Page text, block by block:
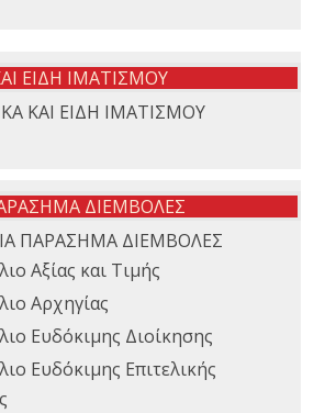
ΕΙΔΗ ΙΜΑΤΙΣΜΟΥ
ΚΑΙ ΕΙΔΗ ΙΜΑΤΙΣΜΟΥ
ΔΙΕΜΒΟΛΕΣ
ΠΑΡΑΣΗΜΑ ΔΙΕΜΒΟΛΕΣ
Αξίας και Τιμής
Αρχηγίας
Ευδόκιμης Διοίκησης
Ευδόκιμης Επιτελικής